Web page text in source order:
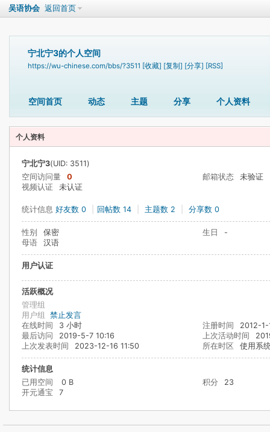
吴语协会 返回首页
宁北宁3的个人空间
https://wu-chinese.com/bbs/?3511 [收藏] [复制] [分享] [RSS]
空间首页 动态 主题 分享 个人资料
个人资料
宁北宁3(UID: 3511)
空间访问量
0 邮箱状态
未验证
视频认证
未认证
统计信息 好友数 0 回帖数 14 主题数 2 分享数 0
性别 保密 生日
-
母语
汉语
用户认证
活跃概况
管理组
用户组 禁止发言
在线时间
3 小时 注册时间
2012-1-
最后访问
2019-5-7 10:16 上次活动时间
上次发表时间
2023-12-16 11:50 所在时区 使用系
统计信息
已用空间
0 B 积分
23
开元通宝
7